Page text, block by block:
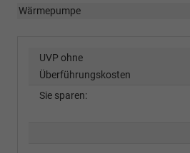
Wärmepumpe
UVP ohne
Überführungskosten
Sie sparen: